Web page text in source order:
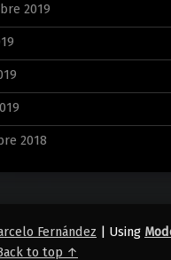
2019
2018
Fernández | Using
to top ↑